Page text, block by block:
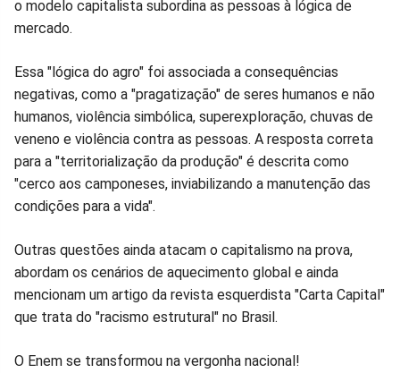
o modelo capitalista subordina as pessoas à lógica de
mercado.
Essa "lógica do agro" foi associada a consequências
negativas, como a "pragatização" de seres humanos e não
humanos, violência simbólica, superexploração, chuvas de
veneno e violência contra as pessoas. A resposta correta
para a "territorialização da produção" é descrita como
"cerco aos camponeses, inviabilizando a manutenção das
condições para a vida".
Outras questões ainda atacam o capitalismo na prova,
abordam os cenários de aquecimento global e ainda
mencionam um artigo da revista esquerdista "Carta Capital"
que trata do "racismo estrutural" no Brasil.
O Enem se transformou na vergonha nacional!